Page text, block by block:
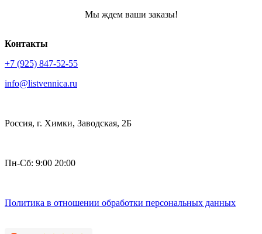
Мы ждем ваши заказы!
Контакты
+7 (925) 847-52-55
info@listvennica.ru
Россия, г. Химки, Заводская, 2Б
Пн-Сб: 9:00 20:00
Политика в отношении обработки персональных данных